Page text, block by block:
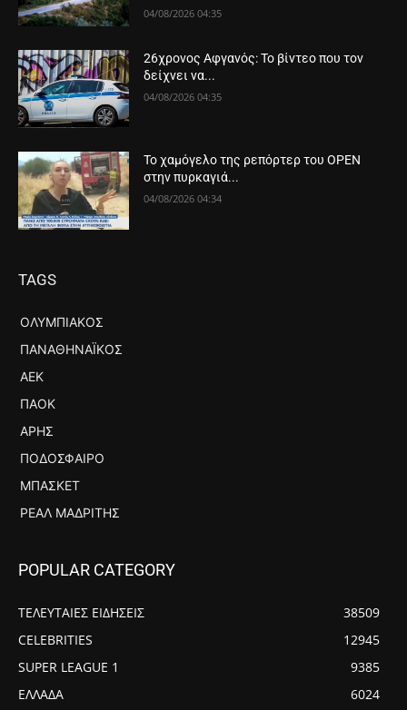
04/08/2026 04:35
26χρονος Αφγανός: Το βίντεο που τον
δείχνει να...
04/08/2026 04:35
Το χαμόγελο της ρεπόρτερ του OPEN
στην πυρκαγιά...
04/08/2026 04:34
TAGS
ΟΛΥΜΠΙΑΚΌΣ
ΠΑΝΑΘΗΝΑΪΚΌΣ
ΑΕΚ
ΠΑΟΚ
ΆΡΗΣ
ΠΟΔΌΣΦΑΙΡΟ
ΜΠΆΣΚΕΤ
ΡΕΆΛ ΜΑΔΡΊΤΗΣ
POPULAR CATEGORY
ΤΕΛΕΥΤΑΙΕΣ ΕΙΔΗΣΕΙΣ
38509
CELEBRITIES
12945
SUPER LEAGUE 1
9385
ΕΛΛΑΔΑ
6024